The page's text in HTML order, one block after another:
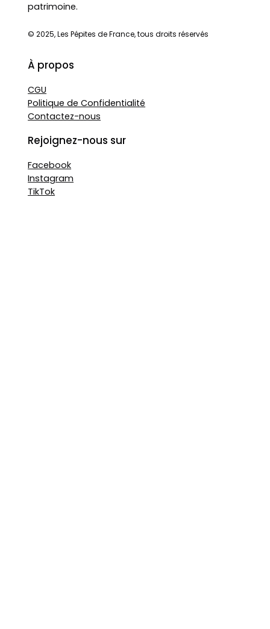
patrimoine.
© 2025, Les Pépites de France, tous droits réservés
À propos
CGU
Politique de Confidentialité
Contactez-nous
Rejoignez-nous sur
Facebook
Instagram
TikTok